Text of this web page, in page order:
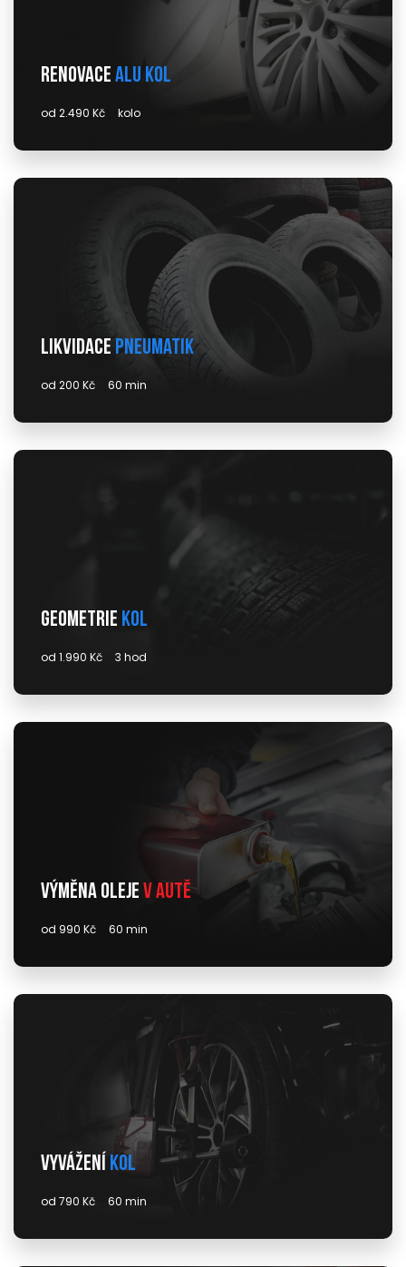
Renovace alu kol
od 2.490 Kč kolo
Likvidace pneumatik
od 200 Kč 60 min
Geometrie kol
od 1.990 Kč 3 hod
Výměna oleje v autě
od 990 Kč 60 min
Vyvážení kol
od 790 Kč 60 min